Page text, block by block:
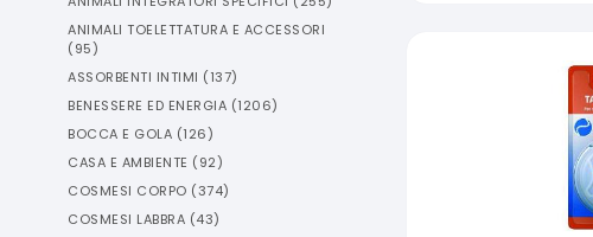
ANIMALI TOELETTATURA E ACCESSORI
(95)
ASSORBENTI INTIMI (137)
BENESSERE ED ENERGIA (1206)
BOCCA E GOLA (126)
CASA E AMBIENTE (92)
COSMESI CORPO (374)
COSMESI LABBRA (43)